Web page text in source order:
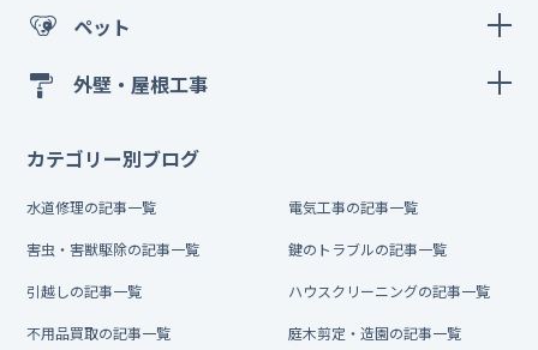
ペット
外壁・屋根工事
カテゴリー別ブログ
水道修理の記事一覧 電気工事の記事一覧
害虫・害獣駆除の記事一覧 鍵のトラブルの記事一覧
引越しの記事一覧 ハウスクリーニングの記事一覧
不用品買取の記事一覧 庭木剪定・造園の記事一覧